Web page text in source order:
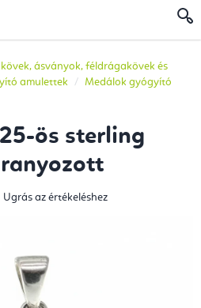
ásványok, féldrágakövek és
amulettek
Medálok gyógyító
ös sterling
Ugrás az értékeléshez